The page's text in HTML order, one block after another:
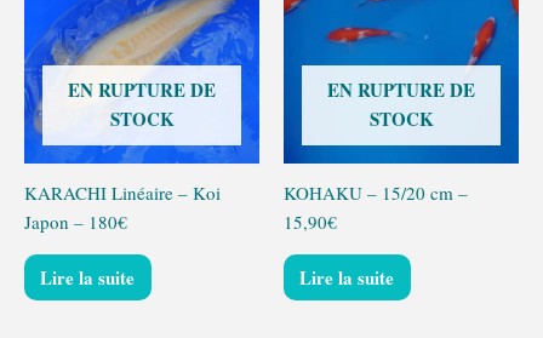
EN RUPTURE DE
STOCK
KARACHI Linéaire – Koi
Japon – 180€
Lire la suite
EN RUPTURE DE
STOCK
KOHAKU – 15/20 cm –
15,90€
Lire la suite